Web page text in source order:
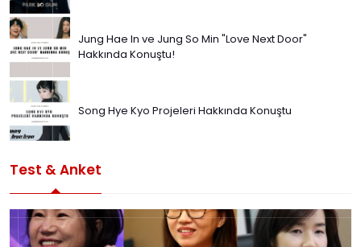
Jung Hae In ve Jung So Min "Love Next Door"
Hakkında Konuştu!
Song Hye Kyo Projeleri Hakkında Konuştu
Test & Anket